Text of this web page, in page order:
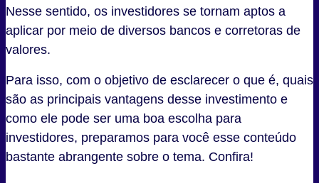
Nesse sentido, os investidores se tornam aptos a
aplicar por meio de diversos bancos e corretoras de
valores.
Para isso, com o objetivo de esclarecer o que é, quais
são as principais vantagens desse investimento e
como ele pode ser uma boa escolha para
investidores, preparamos para você esse conteúdo
bastante abrangente sobre o tema. Confira!